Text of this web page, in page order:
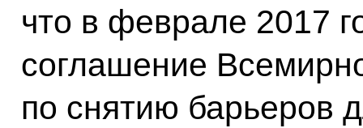
что в феврале 2017
соглашение
по снятию барьеров